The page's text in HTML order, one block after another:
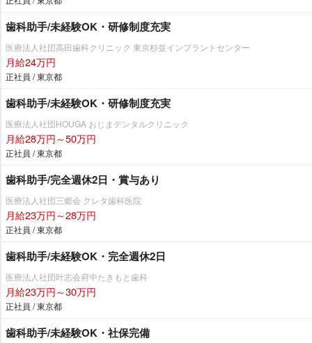
歯科助手/未経験OK・研修制度充実
医療法人社団高田歯科クリニック 東京杉並インプラントセンター
月給24万円
正社員 / 東京都
歯科助手/未経験OK・研修制度充実
医療法人社団HOUGA おじまデンタルクリニック
月給28万円～50万円
正社員 / 東京都
歯科助手/完全週休2日・賞与あり
医療法人社団三郷会 クレタ歯科医院
月給23万円～28万円
正社員 / 東京都
歯科助手/未経験OK・完全週休2日
医療法人社団叶志会府中たきもと歯科
月給23万円～30万円
正社員 / 東京都
歯科助手/未経験OK・社保完備